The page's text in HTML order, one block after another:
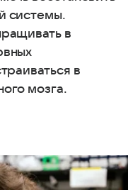
системы.
в
в
мозга.